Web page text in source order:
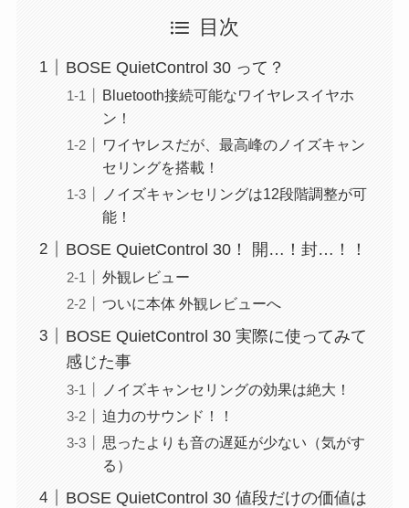
目次
BOSE QuietControl 30 って？
Bluetooth接続可能なワイヤレスイヤホ
ン！
ワイヤレスだが、最高峰のノイズキャン
セリングを搭載！
ノイズキャンセリングは12段階調整が可
能！
BOSE QuietControl 30！ 開…！封…！！
外観レビュー
ついに本体 外観レビューへ
BOSE QuietControl 30 実際に使ってみて
感じた事
ノイズキャンセリングの効果は絶大！
迫力のサウンド！！
思ったよりも音の遅延が少ない（気がす
る）
BOSE QuietControl 30 値段だけの価値は